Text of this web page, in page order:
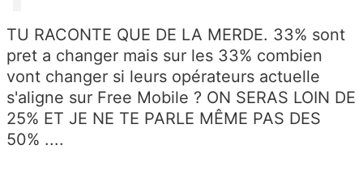
TU RACONTE QUE DE LA MERDE. 33% sont
pret a changer mais sur les 33% combien
vont changer si leurs opérateurs actuelle
s'aligne sur Free Mobile ? ON SERAS LOIN DE
25% ET JE NE TE PARLE MÊME PAS DES
50% ....